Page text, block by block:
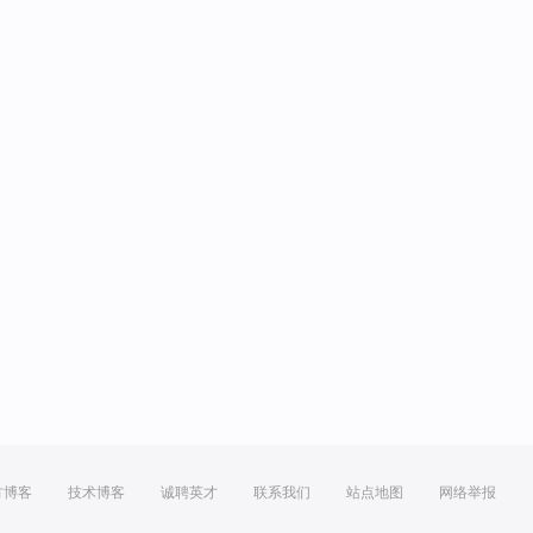
博客 技术博客 诚聘英才 联系我们 站点地图 网络举报